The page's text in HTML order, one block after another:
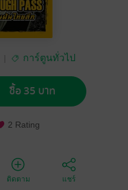
การ์ตูนทั่วไป
ซื้อ 35 บาท
2 Rating
ติดตาม แชร์